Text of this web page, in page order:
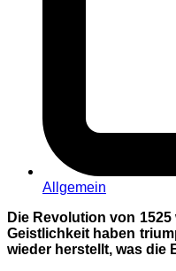
Allgemein
Die Revolution von
Geistlichkeit haben
wieder herstellt, was die